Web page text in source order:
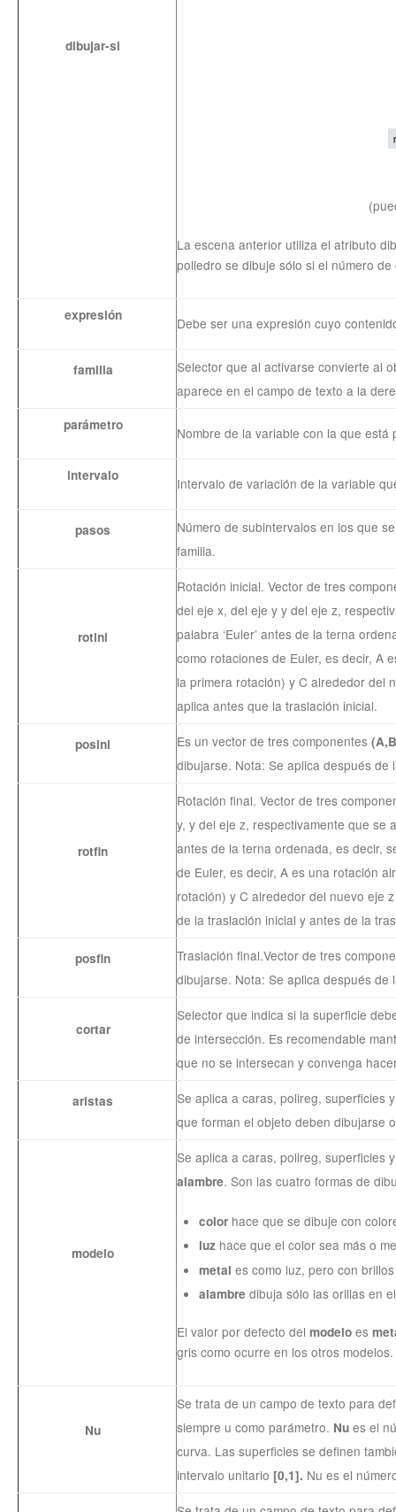
dibujar-si
La escena anterior utiliza el atributo
poliedro se dibuje sólo si el número
expresión Debe ser una expresión cuyo
familia
Selector que al activarse convierte al
aparece en el campo de texto a la
parámetro Nombre de la variable con la que
intervalo Intervalo de variación de la variable
pasos
Número de subintervalos en los que
familia.
rotini
Rotación inicial. Vector de tres
del eje x, del eje y y del eje z,
palabra ‘Euler’ antes de la terna
como rotaciones de Euler, es decir, A
la primera rotación) y C alrededor del
aplica antes que la traslación inicial.
posini Es un vector de tres componentes
dibujarse. Nota: Se aplica después de
rotfin
Rotación final. Vector de tres
y, y del eje z, respectivamente que se
antes de la terna ordenada, es decir,
de Euler, es decir, A es una rotación
rotación) y C alrededor del nuevo eje
de la traslación inicial y antes de la
posfin
Traslación final.Vector de tres
dibujarse. Nota: Se aplica después de
cortar
Selector que indica si la superficie
de intersección. Es recomendable
que no se intersecan y convenga
aristas
Se aplica a caras, polireg, superficies
que forman el objeto deben dibujarse
modelo
Se aplica a caras, polireg, superficies
alambre. Son las cuatro formas de
color hace que se dibuje con
luz hace que el color sea más o
metal es como luz, pero con
alambre dibuja sólo las orillas en
El valor por defecto del modelo es
gris como ocurre en los otros modelos.
Nu
Se trata de un campo de texto para
siempre u como parámetro. Nu es el
curva. Las superficies se definen
intervalo unitario [0,1]. Nu es el